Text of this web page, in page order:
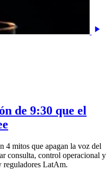
de 9:30 que el
4 mitos que apagan la voz del
consulta, control operacional y
reguladores LatAm.